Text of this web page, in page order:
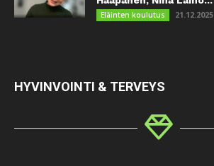
Eläinten koulutus 21.12.2025
HYVINVOINTI & TERVEYS